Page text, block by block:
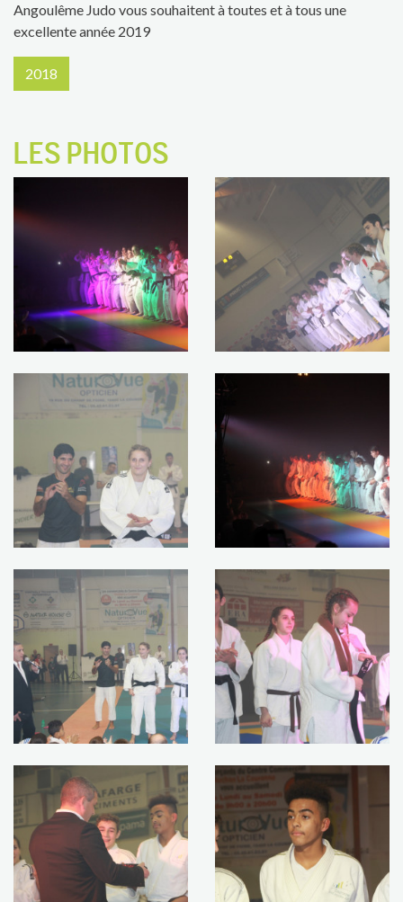
Angoulême Judo vous souhaitent à toutes et à tous une
excellente année 2019
2018
LES PHOTOS